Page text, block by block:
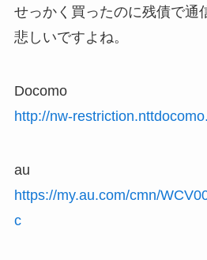
せっかく買ったのに残債で通
悲しいですよね。
Docomo
http://nw-
au
https://my.au.com/cmn/
c